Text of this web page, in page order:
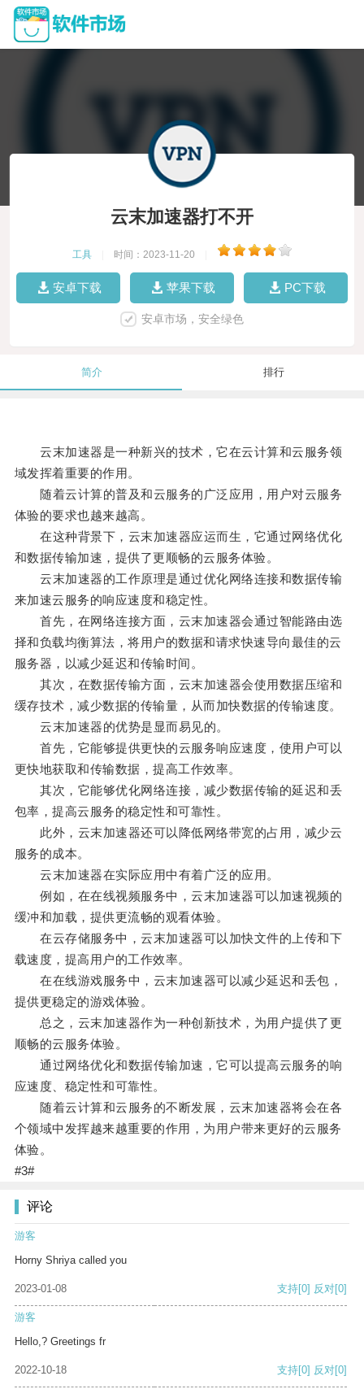
云末加速器打不开
工具 时间：2023-11-20
安卓下载 苹果下载 PC下载
安卓市场，安全绿色
简介 排行
云末加速器是一种新兴的技术，它在云计算和云服务领
域发挥着重要的作用。
随着云计算的普及和云服务的广泛应用，用户对云服务
体验的要求也越来越高。
在这种背景下，云末加速器应运而生，它通过网络优化
和数据传输加速，提供了更顺畅的云服务体验。
云末加速器的工作原理是通过优化网络连接和数据传输
来加速云服务的响应速度和稳定性。
首先，在网络连接方面，云末加速器会通过智能路由选
择和负载均衡算法，将用户的数据和请求快速导向最佳的云
服务器，以减少延迟和传输时间。
其次，在数据传输方面，云末加速器会使用数据压缩和
缓存技术，减少数据的传输量，从而加快数据的传输速度。
云末加速器的优势是显而易见的。
首先，它能够提供更快的云服务响应速度，使用户可以
更快地获取和传输数据，提高工作效率。
其次，它能够优化网络连接，减少数据传输的延迟和丢
包率，提高云服务的稳定性和可靠性。
此外，云末加速器还可以降低网络带宽的占用，减少云
服务的成本。
云末加速器在实际应用中有着广泛的应用。
例如，在在线视频服务中，云末加速器可以加速视频的
缓冲和加载，提供更流畅的观看体验。
在云存储服务中，云末加速器可以加快文件的上传和下
载速度，提高用户的工作效率。
在在线游戏服务中，云末加速器可以减少延迟和丢包，
提供更稳定的游戏体验。
总之，云末加速器作为一种创新技术，为用户提供了更
顺畅的云服务体验。
通过网络优化和数据传输加速，它可以提高云服务的响
应速度、稳定性和可靠性。
随着云计算和云服务的不断发展，云末加速器将会在各
个领域中发挥越来越重要的作用，为用户带来更好的云服务
体验。
#3#
评论
游客
Horny Shriya called you
2023-01-08 支持[0] 反对[0]
游客
Hello,? Greetings fr
2022-10-18 支持[0] 反对[0]